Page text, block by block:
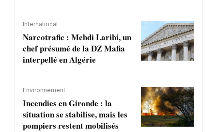
International
Narcotrafic : Mehdi Laribi, un
chef présumé de la DZ Mafia
interpellé en Algérie
Environnement
Incendies en Gironde : la
situation se stabilise, mais les
pompiers restent mobilisés